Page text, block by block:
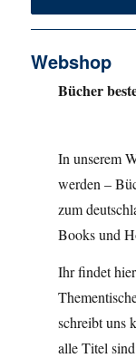
Webshop
Bücher
In unserem
werden –
zum
Books und
Ihr findet
schreibt uns
alle Titel